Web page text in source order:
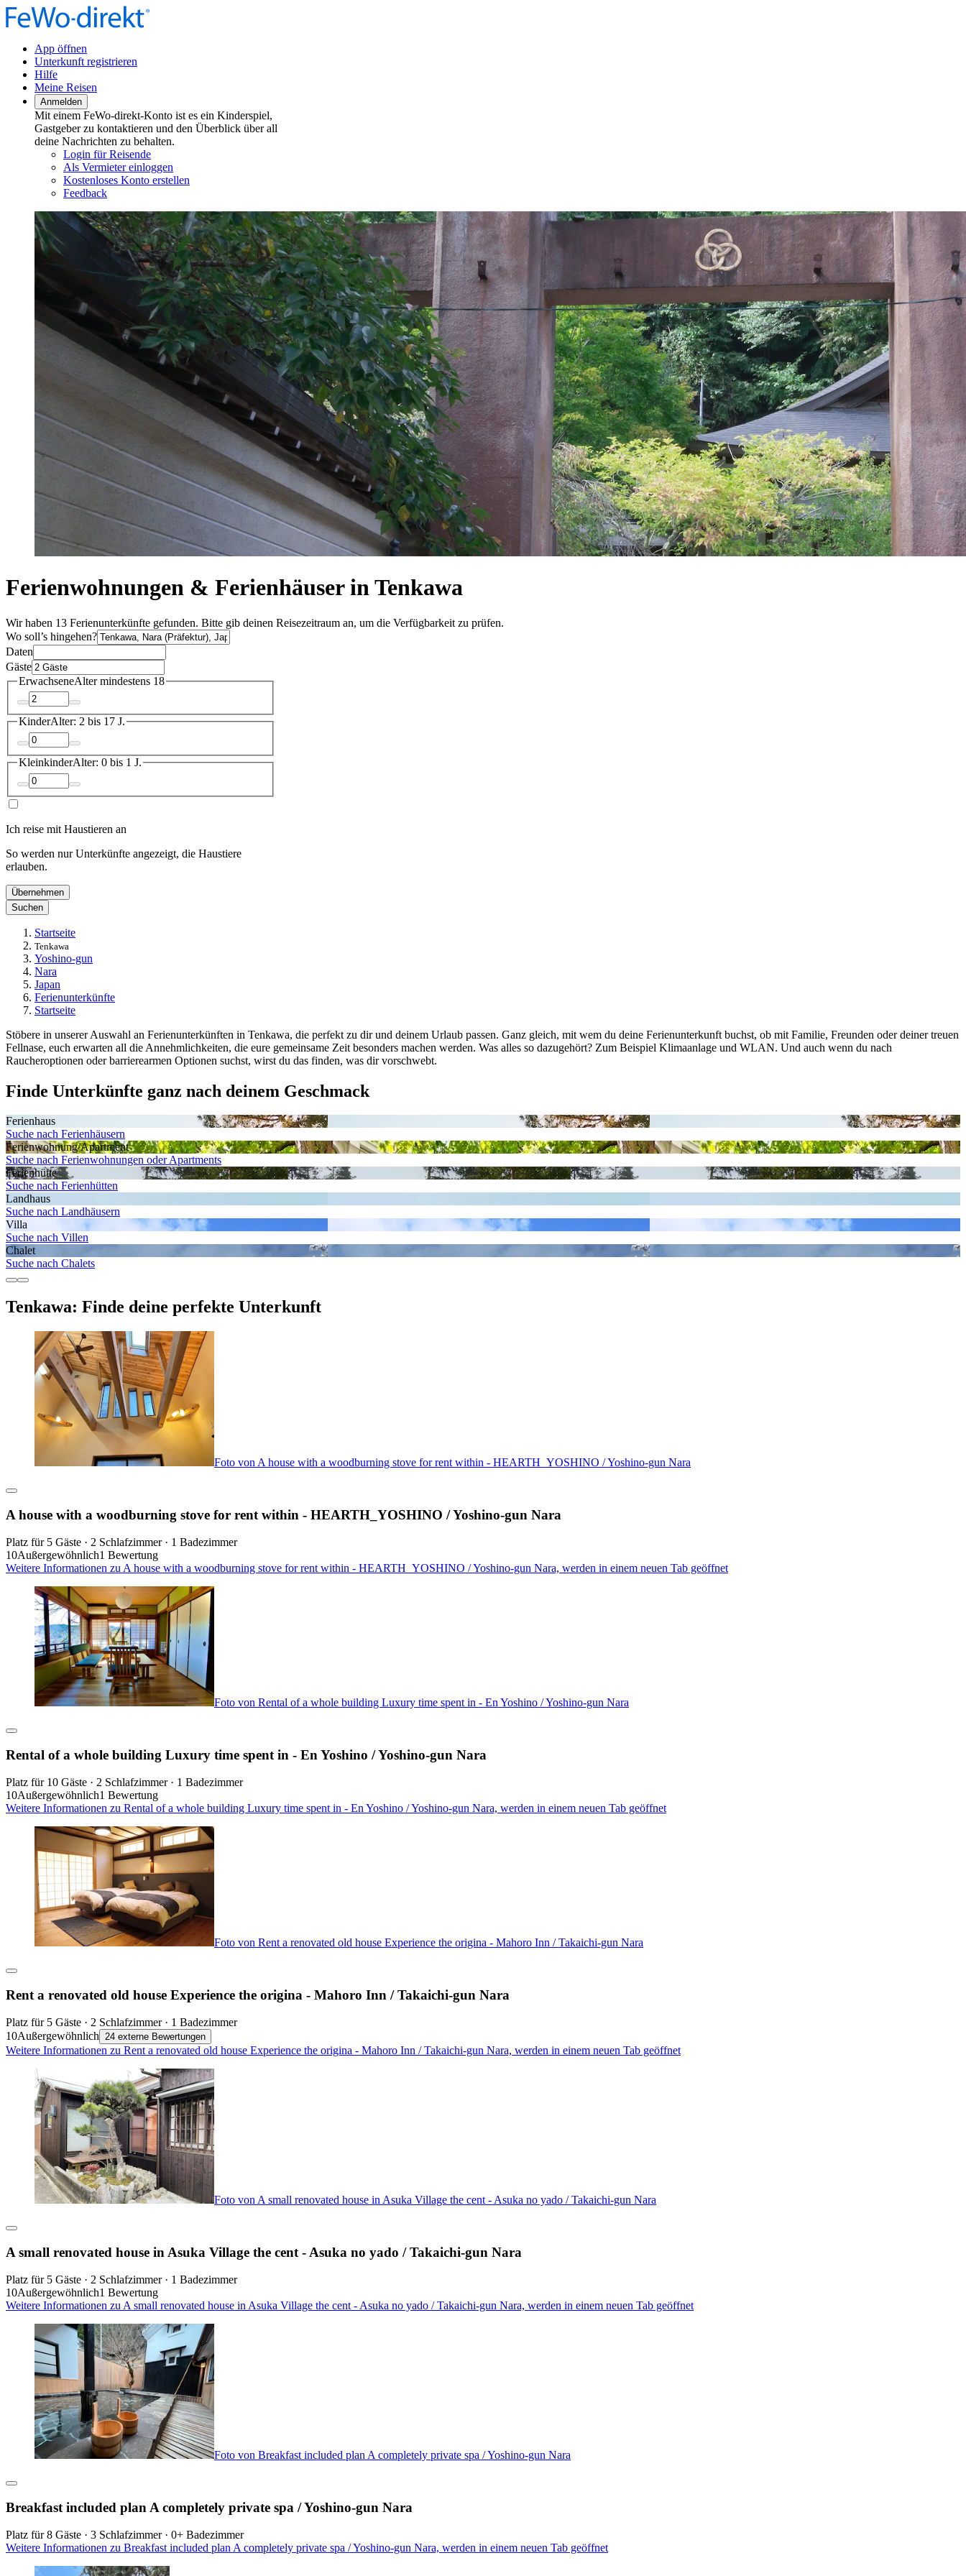
App öffnen
Unterkunft registrieren
Hilfe
Meine Reisen
Anmelden
Mit einem FeWo-direkt-Konto ist es ein Kinderspiel,
Gastgeber zu kontaktieren und den Überblick über all
deine Nachrichten zu behalten.
Login für Reisende
Als Vermieter einloggen
Kostenloses Konto erstellen
Feedback
Ferienwohnungen & Ferienhäuser in Tenkawa
Wir haben 13 Ferienunterkünfte gefunden. Bitte gib deinen Reisezeitraum an, um die Verfügbarkeit zu prüfen.
Wo soll’s hingehen?
Daten
Gäste
ErwachseneAlter mindestens 18
KinderAlter: 2 bis 17 J.
KleinkinderAlter: 0 bis 1 J.
Ich reise mit Haustieren an
So werden nur Unterkünfte angezeigt, die Haustiere
erlauben.
Übernehmen
Suchen
Startseite
Tenkawa
Yoshino-gun
Nara
Japan
Ferienunterkünfte
Startseite
Stöbere in unserer Auswahl an Ferienunterkünften in Tenkawa, die perfekt zu dir und deinem Urlaub passen. Ganz gleich, mit wem du deine Ferienunterkunft buchst, ob mit Familie, Freunden oder deiner treuen
Fellnase, euch erwarten all die Annehmlichkeiten, die eure gemeinsame Zeit besonders machen werden. Was alles so dazugehört? Zum Beispiel Klimaanlage und WLAN. Und auch wenn du nach
Raucheroptionen oder barrierearmen Optionen suchst, wirst du das finden, was dir vorschwebt.
Finde Unterkünfte ganz nach deinem Geschmack
Ferienhaus
Suche nach Ferienhäusern
Ferienwohnung/Apartment
Suche nach Ferienwohnungen oder Apartments
Ferienhütte
Suche nach Ferienhütten
Landhaus
Suche nach Landhäusern
Villa
Suche nach Villen
Chalet
Suche nach Chalets
Tenkawa: Finde deine perfekte Unterkunft
Foto von A house with a woodburning stove for rent within - HEARTH_YOSHINO / Yoshino-gun Nara
A house with a woodburning stove for rent within - HEARTH_YOSHINO / Yoshino-gun Nara
Platz für 5 Gäste · 2 Schlafzimmer · 1 Badezimmer
10Außergewöhnlich1 Bewertung
Weitere Informationen zu A house with a woodburning stove for rent within - HEARTH_YOSHINO / Yoshino-gun Nara, werden in einem neuen Tab geöffnet
Foto von Rental of a whole building Luxury time spent in - En Yoshino / Yoshino-gun Nara
Rental of a whole building Luxury time spent in - En Yoshino / Yoshino-gun Nara
Platz für 10 Gäste · 2 Schlafzimmer · 1 Badezimmer
10Außergewöhnlich1 Bewertung
Weitere Informationen zu Rental of a whole building Luxury time spent in - En Yoshino / Yoshino-gun Nara, werden in einem neuen Tab geöffnet
Foto von Rent a renovated old house Experience the origina - Mahoro Inn / Takaichi-gun Nara
Rent a renovated old house Experience the origina - Mahoro Inn / Takaichi-gun Nara
Platz für 5 Gäste · 2 Schlafzimmer · 1 Badezimmer
10Außergewöhnlich 24 externe Bewertungen
Weitere Informationen zu Rent a renovated old house Experience the origina - Mahoro Inn / Takaichi-gun Nara, werden in einem neuen Tab geöffnet
Foto von A small renovated house in Asuka Village the cent - Asuka no yado / Takaichi-gun Nara
A small renovated house in Asuka Village the cent - Asuka no yado / Takaichi-gun Nara
Platz für 5 Gäste · 2 Schlafzimmer · 1 Badezimmer
10Außergewöhnlich1 Bewertung
Weitere Informationen zu A small renovated house in Asuka Village the cent - Asuka no yado / Takaichi-gun Nara, werden in einem neuen Tab geöffnet
Foto von Breakfast included plan A completely private spa / Yoshino-gun Nara
Breakfast included plan A completely private spa / Yoshino-gun Nara
Platz für 8 Gäste · 3 Schlafzimmer · 0+ Badezimmer
Weitere Informationen zu Breakfast included plan A completely private spa / Yoshino-gun Nara, werden in einem neuen Tab geöffnet